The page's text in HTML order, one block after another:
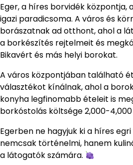
Eger, a híres borvidék központja,
igazi paradicsoma. A város és
borászatnak ad otthont, ahol a
a borkészítés rejtelmeit és
Bikavért és más helyi borokat.
A város központjában található
választékot kínálnak, ahol a
konyha legfinomabb ételeit is
borkóstolás költsége 2,000-
Egerben ne hagyjuk ki a híres
nemcsak történelmi, hanem
a látogatók számára.